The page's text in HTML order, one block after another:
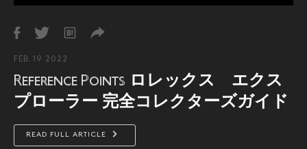
FEB. 19 2022
Reference Points ロレックス エクス
プローラー 完全コレクターズガイド
READ FULL ARTICLE